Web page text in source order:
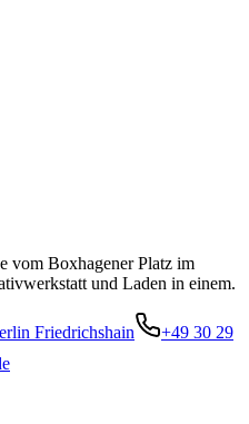
vom Boxhagener Platz im
und Laden in einem.
Friedrichshain
+49 30 29